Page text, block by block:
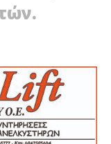
ΚΑΤΩ ΤΩΝ